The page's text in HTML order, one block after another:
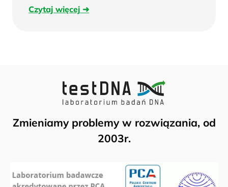
Czytaj więcejCzytaj
Zmieniamy problemy w rozwiązania, od
2003r.